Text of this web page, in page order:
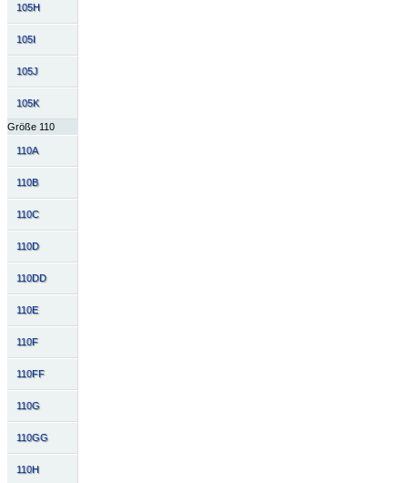
105H
105I
105J
105K
Größe 110
110A
110B
110C
110D
110DD
110E
110F
110FF
110G
110GG
110H